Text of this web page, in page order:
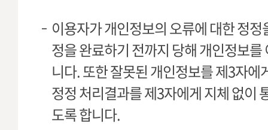
이용자가 개인정보의 오류에 대한 정
정을 완료하기 전까지 당해 개인정보
니다. 또한 잘못된 개인정보를 제3자에
정정 처리결과를 제3자에게 지체 없이
도록 합니다.